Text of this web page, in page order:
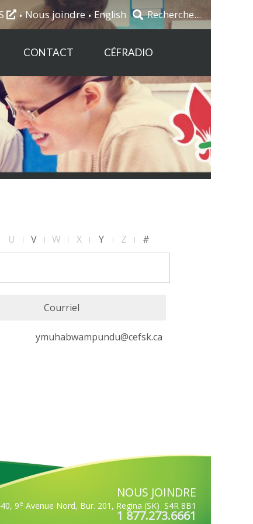
English
Nous joindre
CONTACT CÉFRADIO
U V W X Y Z #
Courriel
ymuhabwampundu@cefsk.ca
NOUS JOINDRE
9e Avenue Nord, Bur. 201, Regina (SK) S4R 8B1
1 877.273.6661